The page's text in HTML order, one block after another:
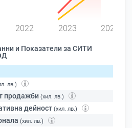
2022 2023 2024
и Показатели за СИТИ
лв.)
продажби (хил. лв.)
дейност (хил. лв.)
(хил. лв.)